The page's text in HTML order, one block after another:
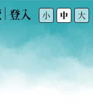
登入 小 中 大